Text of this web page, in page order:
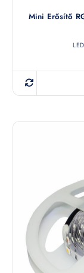
Mini Erősítő